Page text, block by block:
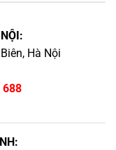
Hà Nội
688